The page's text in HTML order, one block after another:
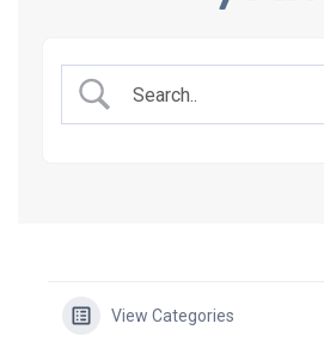
View Categories